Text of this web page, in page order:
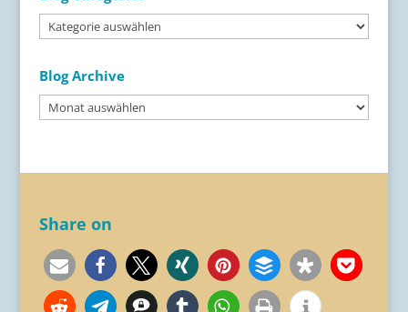
Blog
Categories
Blog Archive
Blog
Archive
Share on